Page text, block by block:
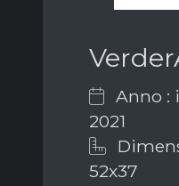
Anno :
2021
52x37